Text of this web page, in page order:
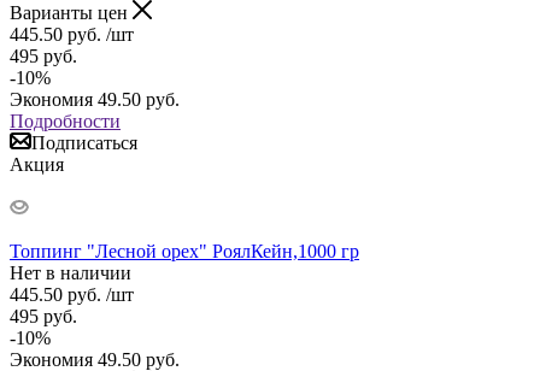
Варианты цен
445.50 руб. /шт
495 руб.
-10%
Экономия 49.50 руб.
Подробности
Подписаться
Акция
Топпинг "Лесной орех" РоялКейн,1000 гр
Нет в наличии
445.50 руб. /шт
495 руб.
-10%
Экономия 49.50 руб.